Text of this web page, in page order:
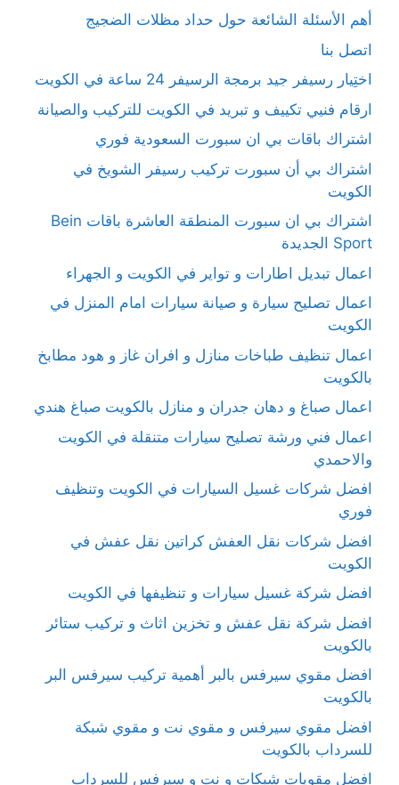
أهم الأسئلة الشائعة حول حداد مظلات الضجيج
اتصل بنا
اختِيار رسيفر جيد برمجة الرسيفر 24 ساعة في الكويت
ارقام فنيي تكييف و تبريد في الكويت للتركيب والصيانة
اشتراك باقات بي ان سبورت السعودية فوري
اشتراك بي أن سبورت تركيب رسيفر الشويخ في
الكويت
اشتراك بي ان سبورت المنطقة العاشرة باقات Bein
Sport الجديدة
اعمال تبديل اطارات و تواير في الكويت و الجهراء
اعمال تصليح سيارة و صيانة سيارات امام المنزل في
الكويت
اعمال تنظيف طباخات منازل و افران غاز و هود مطابخ
بالكويت
اعمال صباغ و دهان جدران و منازل بالكويت صباغ هندي
اعمال فني ورشة تصليح سيارات متنقلة في الكويت
والاحمدي
افضل شركات غسيل السيارات في الكويت وتنظيف
فوري
افضل شركات نقل العفش كراتين نقل عفش في
الكويت
افضل شركة غسيل سيارات و تنظيفها في الكويت
افضل شركة نقل عفش و تخزين اثاث و تركيب ستائر
بالكويت
افضل مقوي سيرفس بالبر أهمية تركيب سيرفس البر
بالكويت
افضل مقوي سيرفس و مقوي نت و مقوي شبكة
للسرداب بالكويت
افضل مقويات شبكات و نت و سيرفس للسرداب